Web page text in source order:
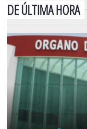
DE ÚLTIMA HORA